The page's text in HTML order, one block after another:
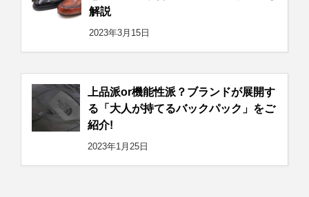
解説
2023年3月15日
上品派or機能性派？ブランドが展開す
る「大人が持てるバックパック」をご
紹介!
2023年1月25日